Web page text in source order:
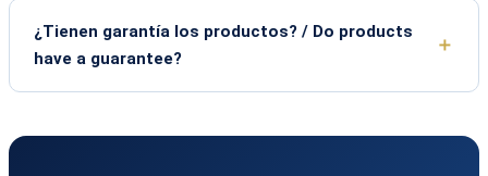
¿Tienen garantía los productos? / Do products
have a guarantee?